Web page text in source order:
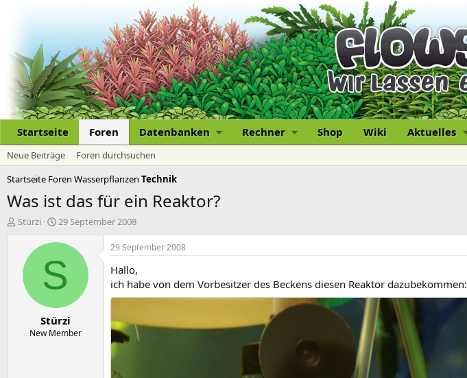
Startseite Foren Datenbanken Rechner Shop Wiki Aktuelles
Neue Beiträge
Foren durchsuchen
Startseite Foren Wasserpflanzen Technik
Was ist das für ein Reaktor?
E
Stürzi
E
s
t
e
t
a
m
29 September 2008
S
Stürzi
New Member
29 September 2008
Hallo,
ich habe von dem Vorbesitzer des Beckens diesen Reaktor dazubekommen: